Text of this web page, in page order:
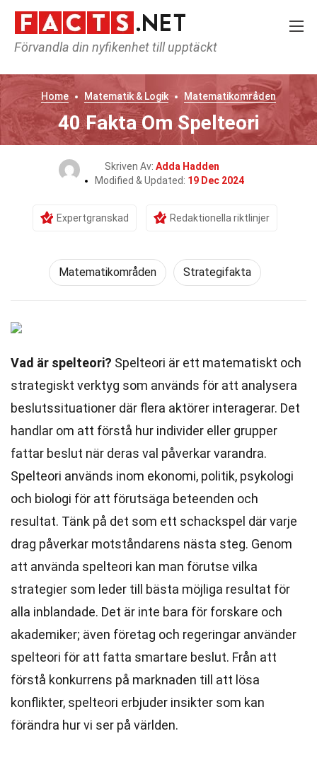
Förvandla din nyfikenhet till upptäckt
Home Matematik & Logik Matematikområden
40 Fakta Om Spelteori
Skriven Av: Adda Hadden
Modified & Updated: 19 Dec 2024
Expertgranskad Redaktionella riktlinjer
Matematikområden Strategifakta
Vad är spelteori? Spelteori är ett matematiskt och
strategiskt verktyg som används för att analysera
beslutssituationer där flera aktörer interagerar. Det
handlar om att förstå hur individer eller grupper
fattar beslut när deras val påverkar varandra.
Spelteori används inom ekonomi, politik, psykologi
och biologi för att förutsäga beteenden och
resultat. Tänk på det som ett schackspel där varje
drag påverkar motståndarens nästa steg. Genom
att använda spelteori kan man förutse vilka
strategier som leder till bästa möjliga resultat för
alla inblandade. Det är inte bara för forskare och
akademiker; även företag och regeringar använder
spelteori för att fatta smartare beslut. Från att
förstå konkurrens på marknaden till att lösa
konflikter, spelteori erbjuder insikter som kan
förändra hur vi ser på världen.